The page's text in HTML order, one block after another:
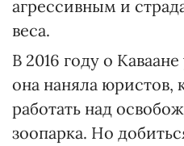
агрессивным и
веса.
В 2016 году о
она наняла юристов,
работать над
зоопарка. Но